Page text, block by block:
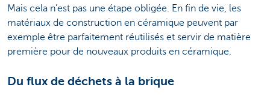
Mais cela n’est pas une étape obligée. En fin de vie, les
matériaux de construction en céramique peuvent par
exemple être parfaitement réutilisés et servir de matière
première pour de nouveaux produits en céramique.
Du flux de déchets à la brique